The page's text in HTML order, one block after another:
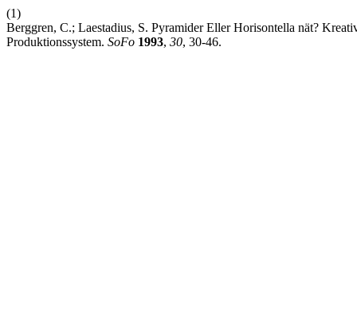
(1)
Berggren, C.; Laestadius, S. Pyramider Eller Horisontella nät?
Produktionssystem. SoFo 1993, 30, 30-46.